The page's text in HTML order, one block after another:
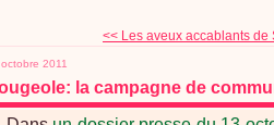
<< Les aveux accablants de
2011
la campagne de